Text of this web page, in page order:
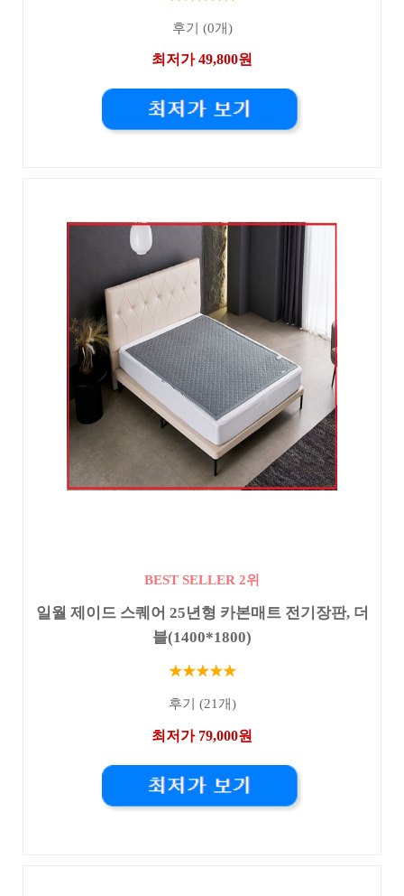
후기 (0개)
최저가 49,800원
BEST SELLER 2위
일월 제이드 스퀘어 25년형 카본매트 전기장판, 더
블(1400*1800)
★★★★★
후기 (21개)
최저가 79,000원